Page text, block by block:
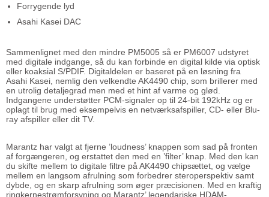
Forrygende lyd
Asahi Kasei DAC
Sammenlignet med den mindre PM5005 så er PM6007 udstyret
med digitale indgange, så du kan forbinde en digital kilde via optisk
eller koaksial S/PDIF. Digitaldelen er baseret på en løsning fra
Asahi Kasei, nemlig den velkendte AK4490 chip, som brillerer med
en utrolig detaljegrad men med et hint af varme og glød.
Indgangene understøtter PCM-signaler op til 24-bit 192kHz og er
oplagt til brug med eksempelvis en netværksafspiller, CD- eller Blu-
ray afspiller eller dit TV.
Marantz har valgt at fjerne ’loudness’ knappen som sad på fronten
af forgængeren, og erstattet den med en ’filter’ knap. Med den kan
du skifte mellem to digitale filtre på AK4490 chipsættet, og vælge
mellem en langsom afrulning som forbedrer steroperspektiv samt
dybde, og en skarp afrulning som øger præcisionen. Med en kraftig
ringkernestrømforsyning og Marantz’ legendariske HDAM-